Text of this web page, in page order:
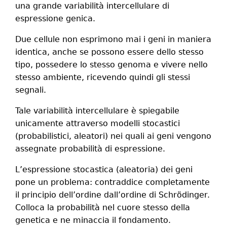
una grande variabilità intercellulare di
espressione genica.
Due cellule non esprimono mai i geni in maniera
identica, anche se possono essere dello stesso
tipo, possedere lo stesso genoma e vivere nello
stesso ambiente, ricevendo quindi gli stessi
segnali.
Tale variabilità intercellulare è spiegabile
unicamente attraverso modelli stocastici
(probabilistici, aleatori) nei quali ai geni vengono
assegnate probabilità di espressione.
L’espressione stocastica (aleatoria) dei geni
pone un problema: contraddice completamente
il principio dell’ordine dall’ordine di Schrödinger.
Colloca la probabilità nel cuore stesso della
genetica e ne minaccia il fondamento.